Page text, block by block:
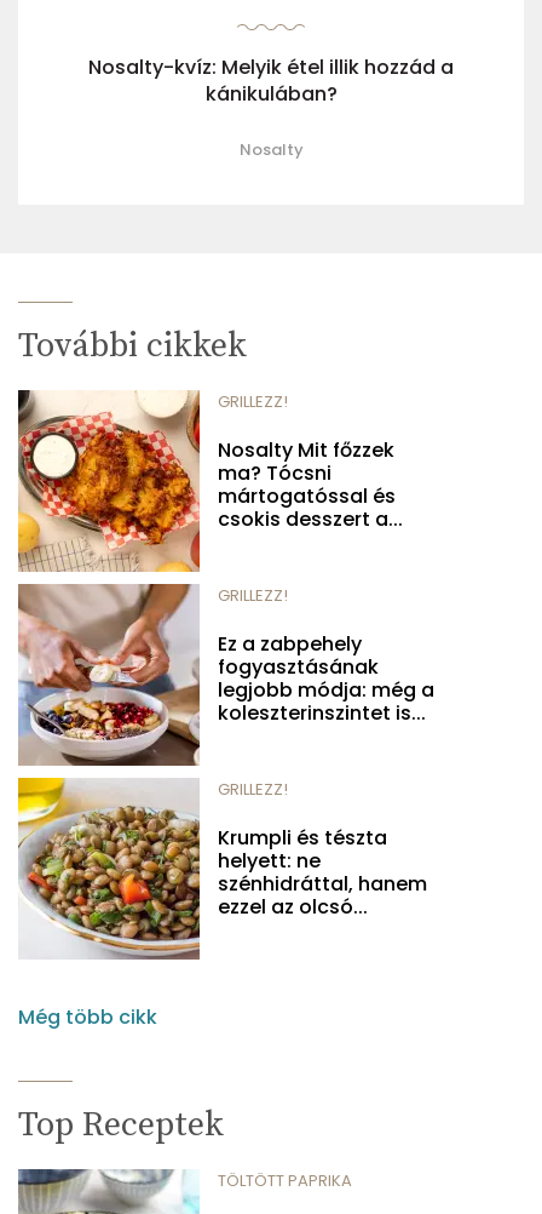
Nosalty-kvíz: Melyik étel illik hozzád a
kánikulában?
Nosalty
További cikkek
GRILLEZZ!
Nosalty Mit főzzek
ma? Tócsni
mártogatóssal és
csokis desszert a...
GRILLEZZ!
Ez a zabpehely
fogyasztásának
legjobb módja: még a
koleszterinszintet is...
GRILLEZZ!
Krumpli és tészta
helyett: ne
szénhidráttal, hanem
ezzel az olcsó...
Még több cikk
Top Receptek
TÖLTÖTT PAPRIKA